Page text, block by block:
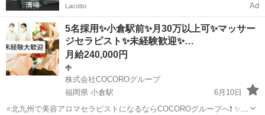
Lacotto Ad
5名採用✨️小倉駅前✨️月30万以上可✨️マッサー
ジセラピスト✨️未経験歓迎✨…
月給240,000円
株式会社COCOROグループ
福岡県 小倉駅
6月10日
⭐北九州で美容アロマセラピストになるならCOCOROグループへ❗ ✨未